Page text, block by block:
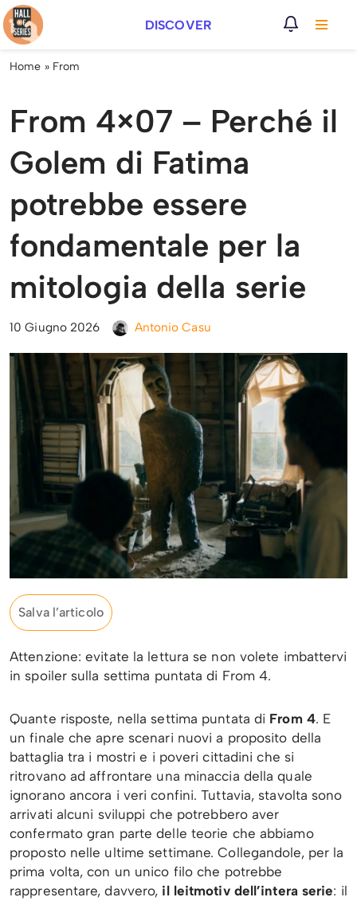
Vai
al
DISCOVER
Home » From
From 4×07 – Perché il
Golem di Fatima
potrebbe essere
fondamentale per la
mitologia della serie
10 Giugno 2026 Antonio Casu
Salva l’articolo
Attenzione: evitate la lettura se non volete imbattervi
in spoiler sulla settima puntata di From 4.
Quante risposte, nella settima puntata di From 4. E
un finale che apre scenari nuovi a proposito della
battaglia tra i mostri e i poveri cittadini che si
ritrovano ad affrontare una minaccia della quale
ignorano ancora i veri confini. Tuttavia, stavolta sono
arrivati alcuni sviluppi che potrebbero aver
confermato gran parte delle teorie che abbiamo
proposto nelle ultime settimane. Collegandole, per la
prima volta, con un unico filo che potrebbe
rappresentare, davvero, il leitmotiv dell’intera serie: il